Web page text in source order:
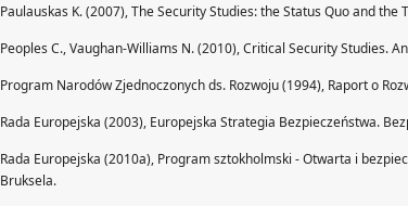
Paulauskas K. (2007), The Security Studies: the Status Quo and the
Peoples C., Vaughan-Williams N. (2010), Critical Security Studies.
Program Narodów Zjednoczonych ds. Rozwoju (1994), Raport o
Rada Europejska (2003), Europejska Strategia Bezpieczeństwa.
Rada Europejska (2010a), Program sztokholmski - Otwarta i
Bruksela.